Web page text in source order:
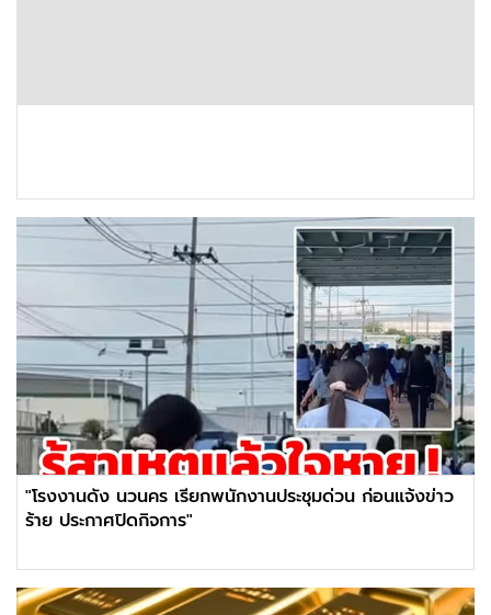
"โรงงานดัง นวนคร เรียกพนักงานประชุมด่วน ก่อนแจ้งข่าว
ร้าย ประกาศปิดกิจการ"